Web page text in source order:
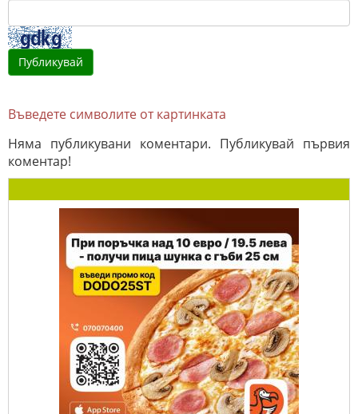
Въведете символите от картинката
Няма публикувани коментари. Публикувай първия
коментар!